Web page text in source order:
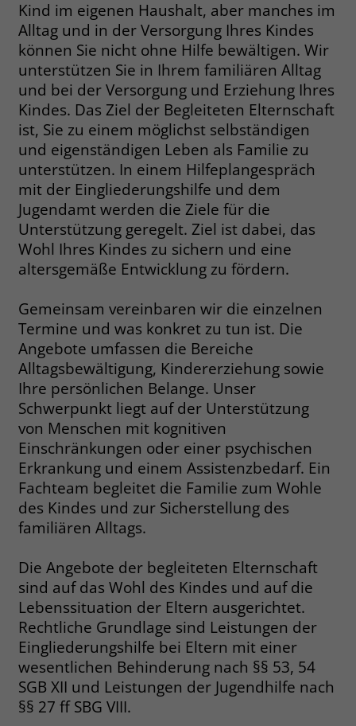
Kind im eigenen Haushalt, aber manches im
Alltag und in der Versorgung Ihres Kindes
können Sie nicht ohne Hilfe bewältigen. Wir
unterstützen Sie in Ihrem familiären Alltag
und bei der Versorgung und Erziehung Ihres
Kindes. Das Ziel der Begleiteten Elternschaft
ist, Sie zu einem möglichst selbständigen
und eigenständigen Leben als Familie zu
unterstützen. In einem Hilfeplangespräch
mit der Eingliederungshilfe und dem
Jugendamt werden die Ziele für die
Unterstützung geregelt. Ziel ist dabei, das
Wohl Ihres Kindes zu sichern und eine
altersgemäße Entwicklung zu fördern.
Gemeinsam vereinbaren wir die einzelnen
Termine und was konkret zu tun ist. Die
Angebote umfassen die Bereiche
Alltagsbewältigung, Kindererziehung sowie
Ihre persönlichen Belange. Unser
Schwerpunkt liegt auf der Unterstützung
von Menschen mit kognitiven
Einschränkungen oder einer psychischen
Erkrankung und einem Assistenzbedarf. Ein
Fachteam begleitet die Familie zum Wohle
des Kindes und zur Sicherstellung des
familiären Alltags.
Die Angebote der begleiteten Elternschaft
sind auf das Wohl des Kindes und auf die
Lebenssituation der Eltern ausgerichtet.
Rechtliche Grundlage sind Leistungen der
Eingliederungshilfe bei Eltern mit einer
wesentlichen Behinderung nach §§ 53, 54
SGB XII und Leistungen der Jugendhilfe nach
§§ 27 ff SBG VIII.
welche Werbeanzeige geklickt wurde,
sodass erzielte Erfolge wie z.B.
Bestellungen oder Kontaktanfragen der
Anzeige zugewiesen werden können.
Name _gcl_dc
Anbieter Google Ads
Laufzeit 90 Tage
Zweck
Dieses Cookie wird gesetzt, wenn ein
User über einen Klick auf eine Google
Werbeanzeige auf die Website gelangt.
Es enthält Informationen darüber,
welche Werbeanzeige geklickt wurde,
sodass erzielte Erfolge wie z.B.
Bestellungen oder Kontaktanfragen der
Anzeige zugewiesen werden können.
Name _fbp
Anbieter Facebook
Laufzeit 3 Monate
Zweck
Der Zweck von _fbp ist vollständig auf
die Werbe- und Analysebemühungen
von Facebook zurückzuführen. Dieses
Cookie ist ein Erstanbieter-Cookie, d. h.
Facebook platziert es, während ein
Verbraucher auf Facebook ist. Dieses
Cookie verfolgt die Besuche eines
Nutzers auf verschiedenen Websites
und meldet dieses Verhalten an
Facebook. Facebook kann dann die
gesammelten Daten nutzen, um den
Nutzer besser zu verstehen und
bessere, relevantere Werbung zu
zeigen. Das _fbp-Cookie sammelt keine